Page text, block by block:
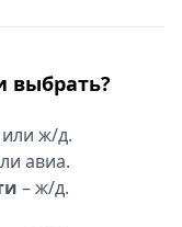
выбрать?
ж/д.
авиа.
– ж/д.